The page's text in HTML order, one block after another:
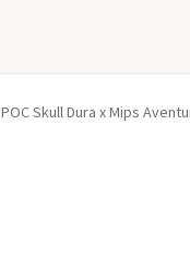
POC Skull Dura x Mips